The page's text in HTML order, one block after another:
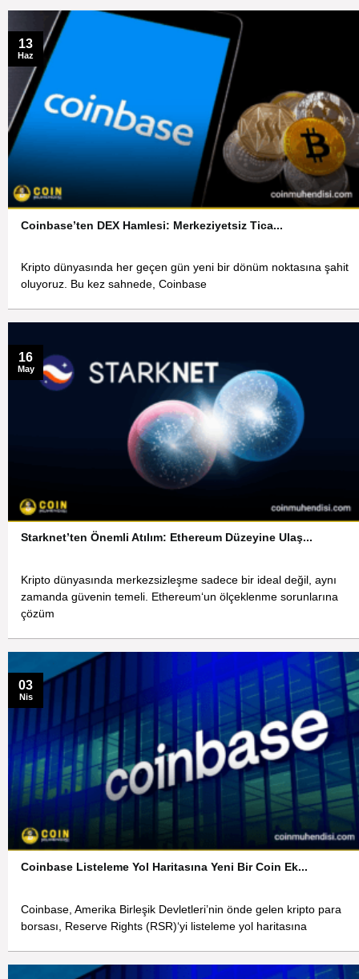
Coinbase’ten DEX Hamlesi: Merkeziyetsiz Tica...
Kripto dünyasında her geçen gün yeni bir dönüm noktasına şahit
oluyoruz. Bu kez sahnede, Coinbase
13
Haz
Starknet’ten Önemli Atılım: Ethereum Düzeyine Ulaş...
Kripto dünyasında merkezsizleşme sadece bir ideal değil, aynı
zamanda güvenin temeli. Ethereum‘un ölçeklenme sorunlarına
çözüm
16
May
Coinbase Listeleme Yol Haritasına Yeni Bir Coin Ek...
Coinbase, Amerika Birleşik Devletleri’nin önde gelen kripto para
borsası, Reserve Rights (RSR)‘yi listeleme yol haritasına
03
Nis